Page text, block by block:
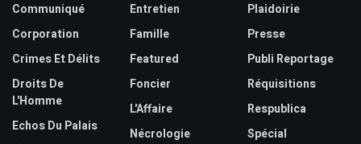
Communiqué
Corporation
Crimes Et Délits
Droits De
L'Homme
Echos Du Palais
Entretien
Famille
Featured
Foncier
L'Affaire
Nécrologie
Plaidoirie
Presse
Publi Reportage
Réquisitions
Respublica
Spécial